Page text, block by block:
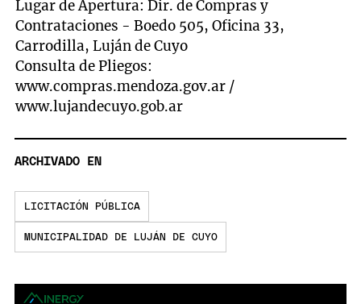
Lugar de Apertura: Dir. de Compras y
Contrataciones - Boedo 505, Oficina 33,
Carrodilla, Luján de Cuyo
Consulta de Pliegos:
www.compras.mendoza.gov.ar /
www.lujandecuyo.gob.ar
ARCHIVADO EN
LICITACIÓN PÚBLICA
MUNICIPALIDAD DE LUJÁN DE CUYO